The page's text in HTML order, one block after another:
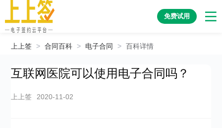
免费试用
上上签 > 合同百科 > 电子合同 > 百科详情
互联网医院可以使用电子合同吗？
上上签 2020-11-02